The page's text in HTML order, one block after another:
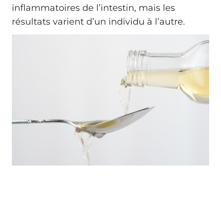
inflammatoires de l’intestin, mais les
résultats varient d’un individu à l’autre.